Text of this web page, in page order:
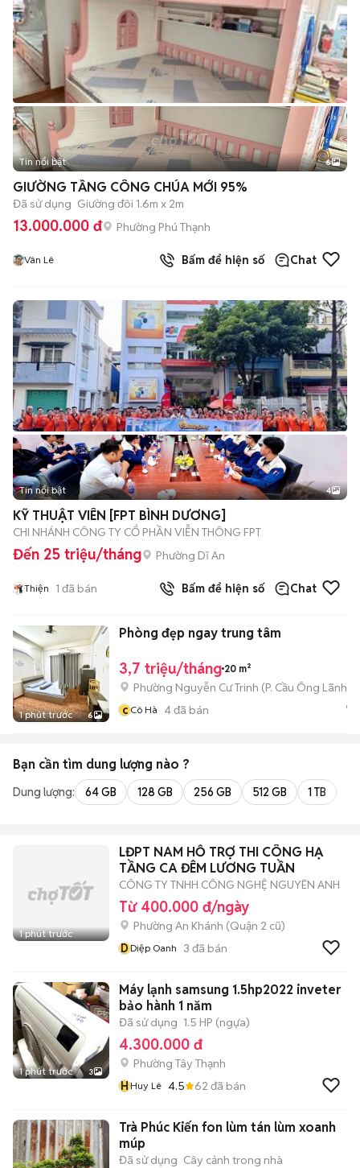
+2
Tin nổi bật 6
GIƯỜNG TẦNG CÔNG CHÚA MỚI 95%
Đã sử dụng Giường đôi 1.6m x 2m
13.000.000 đ Phường Phú Thạnh
Vân Lê Bấm để hiện số Chat
Tin nổi bật 4
KỸ THUẬT VIÊN [FPT BÌNH DƯƠNG]
CHI NHÁNH CÔNG TY CỔ PHẦN VIỄN THÔNG FPT
Đến 25 triệu/tháng Phường Dĩ An
Thiện 1 đã bán Bấm để hiện số Chat
1 phút trước 6
Phòng đẹp ngay trung tâm
3,7 triệu/tháng 20 m²
Phường Nguyễn Cư Trinh (P. Cầu Ông Lãnh
c Cô Hà 4đã bán
Bạn cần tìm dung lượng nào ?
Dung lượng: 64 GB 128 GB 256 GB 512 GB 1 TB
1 phút trước
LĐPT NAM HỖ TRỢ THI CÔNG HẠ
TẦNG CA ĐÊM LƯƠNG TUẦN
CÔNG TY TNHH CÔNG NGHỆ NGUYÊN ANH
Từ 400.000 đ/ngày
Phường An Khánh (Quận 2 cũ)
DDiệp Oanh 3 đã bán
1 phút trước 3
Máy lạnh samsung 1.5hp2022 inveter
bảo hành 1 năm
Đã sử dụng 1.5 HP (ngựa)
4.300.000 đ
Phường Tây Thạnh
HHuy Lê 4.5 62 đã bán
Trà Phúc Kiến fon lùm tán lùm xoanh
múp
Đã sử dụng Cây cảnh trong nhà